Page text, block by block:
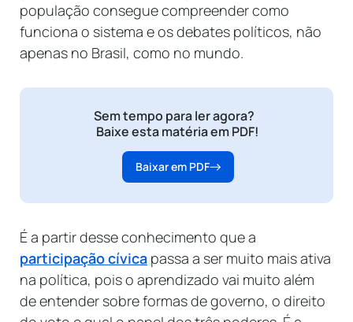
população consegue compreender como
funciona o sistema e os debates políticos, não
apenas no Brasil, como no mundo.
Sem tempo para ler agora?
Baixe esta matéria em PDF!
Baixar em PDF
É a partir desse conhecimento que a
participação cívica passa a ser muito mais ativa
na política, pois o aprendizado vai muito além
de entender sobre formas de governo, o direito